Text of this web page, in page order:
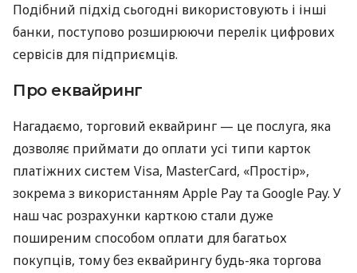
Подібний підхід сьогодні використовують і інші
банки, поступово розширюючи перелік цифрових
сервісів для підприємців.
Про еквайринг
Нагадаємо, торговий еквайринг — це послуга, яка
дозволяє приймати до оплати усі типи карток
платіжних систем Visa, MasterCard, «Простір»,
зокрема з використанням Apple Pay та Google Pay. У
наш час розрахунки карткою стали дуже
поширеним способом оплати для багатьох
покупців, тому без еквайрингу будь-яка торгова